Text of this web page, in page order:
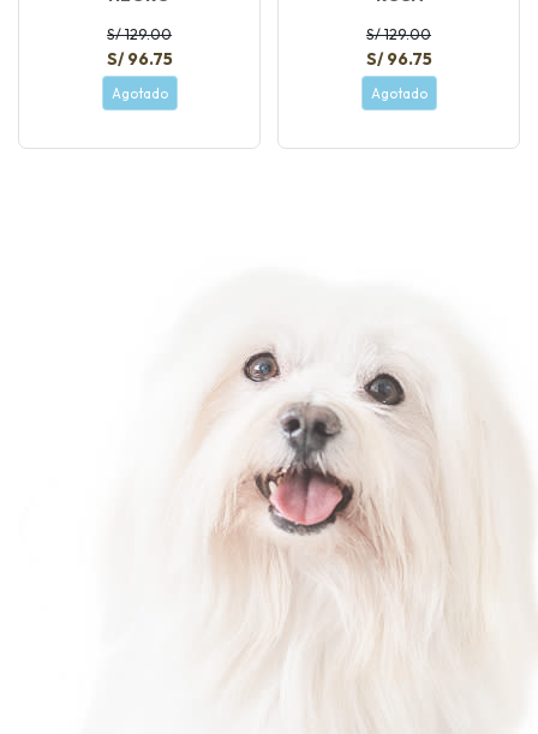
S/ 129.00
S/ 96.75
Agotado
S/ 129.00
S/ 96.75
Agotado